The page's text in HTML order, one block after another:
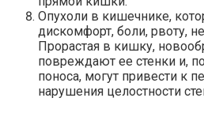
Опухоли в кишечнике,
дискомфорт, боли, рвоту,
Прорастая в кишку,
повреждают ее стенки и,
поноса, могут привести к
нарушения целостности